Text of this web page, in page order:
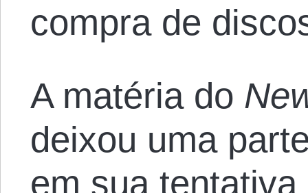
compra de
A matéria do
deixou uma
em sua